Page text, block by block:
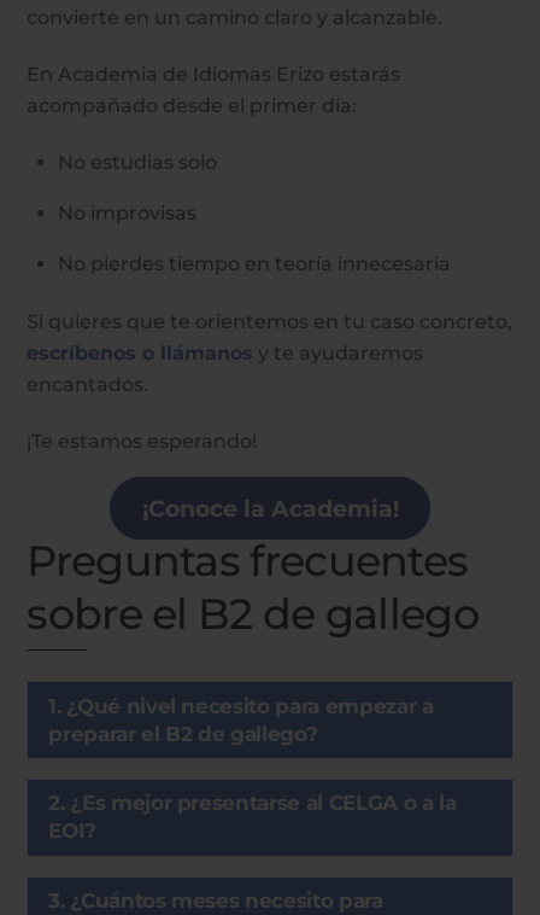
convierte en un camino claro y alcanzable.
En Academia de Idiomas Erizo estarás
acompañado desde el primer día:
No estudias solo
No improvisas
No pierdes tiempo en teoría innecesaria
Si quieres que te orientemos en tu caso concreto,
escríbenos o llámanos y te ayudaremos
encantados.
¡Te estamos esperando!
¡Conoce la Academia!
Preguntas frecuentes
sobre el B2 de gallego
1. ¿Qué nivel necesito para empezar a
preparar el B2 de gallego?
2. ¿Es mejor presentarse al CELGA o a la
EOI?
3. ¿Cuántos meses necesito para